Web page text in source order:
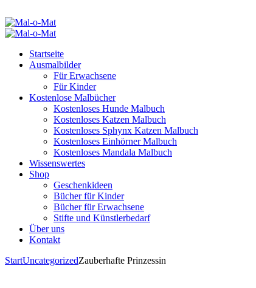
Startseite
Ausmalbilder
Für Erwachsene
Für Kinder
Kostenlose Malbücher
Kostenloses Hunde Malbuch
Kostenloses Katzen Malbuch
Kostenloses Sphynx Katzen Malbuch
Kostenloses Einhörner Malbuch
Kostenloses Mandala Malbuch
Wissenswertes
Shop
Geschenkideen
Bücher für Kinder
Bücher für Erwachsene
Stifte und Künstlerbedarf
Über uns
Kontakt
StartUncategorizedZauberhafte Prinzessin